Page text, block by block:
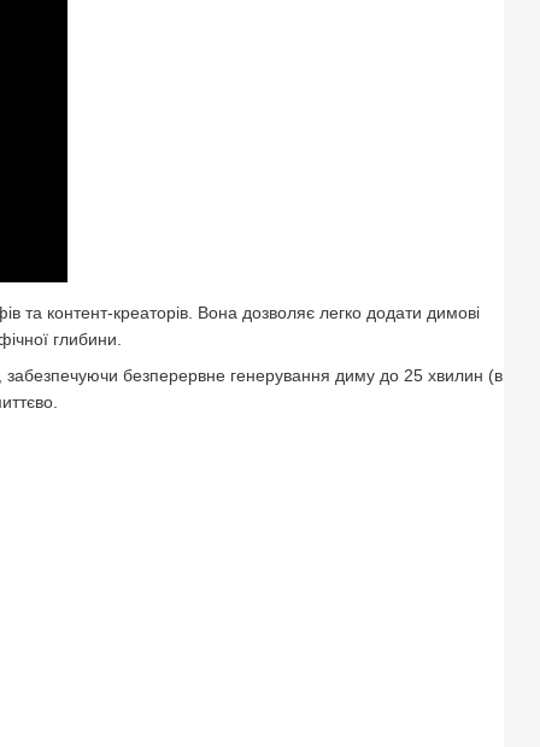
та контент-креаторів. Вона дозволяє легко додати димові
глибини.
забезпечуючи безперервне генерування диму до 25 хвилин (в